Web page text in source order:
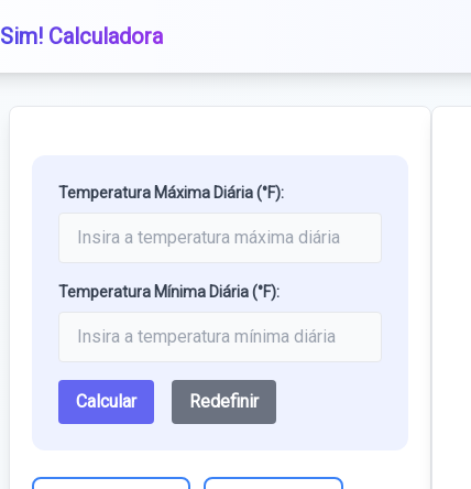
Sim! Calculadora
Temperatura Máxima Diária (°F):
Temperatura Mínima Diária (°F):
Calcular Redefinir